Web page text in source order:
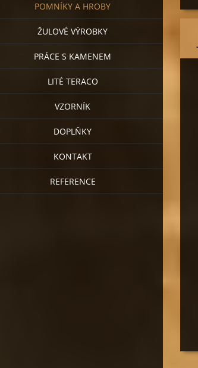
POMNÍKY A HROBY
ŽULOVÉ VÝROBKY
PRÁCE S KAMENEM
LITÉ TERACO
VZORNÍK
DOPLŇKY
KONTAKT
REFERENCE